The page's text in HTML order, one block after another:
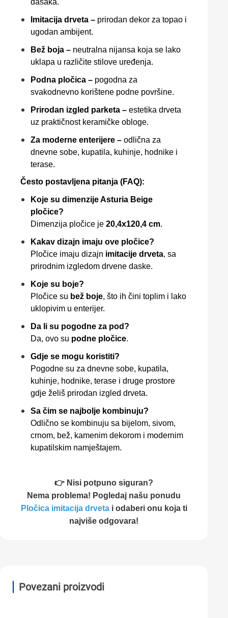
dasaka.
Imitacija drveta – prirodan dekor za topao i
ugodan ambijent.
Bež boja – neutralna nijansa koja se lako
uklapa u različite stilove uređenja.
Podna pločica – pogodna za
svakodnevno korištene podne površine.
Prirodan izgled parketa – estetika drveta
uz praktičnost keramičke obloge.
Za moderne enterijere – odlična za
dnevne sobe, kupatila, kuhinje, hodnike i
terase.
Često postavljena pitanja (FAQ):
Koje su dimenzije Asturia Beige
pločice?
Dimenzija pločice je 20,4x120,4 cm.
Kakav dizajn imaju ove pločice?
Pločice imaju dizajn imitacije drveta, sa
prirodnim izgledom drvene daske.
Koje su boje?
Pločice su bež boje, što ih čini toplim i lako
uklopivim u enterijer.
Da li su pogodne za pod?
Da, ovo su podne pločice.
Gdje se mogu koristiti?
Pogodne su za dnevne sobe, kupatila,
kuhinje, hodnike, terase i druge prostore
gdje želiš prirodan izgled drveta.
Sa čim se najbolje kombinuju?
Odlično se kombinuju sa bijelom, sivom,
crnom, bež, kamenim dekorom i modernim
kupatilskim namještajem.
👉 Nisi potpuno siguran?
Nema problema! Pogledaj našu ponudu
Pločica imitacija drvetai odaberi onu koja ti
najviše odgovara!
Povezani proizvodi